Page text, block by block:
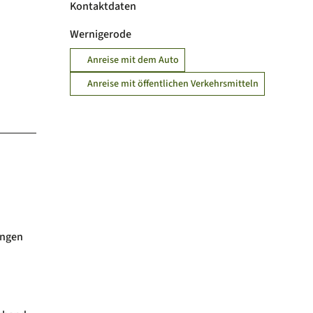
Kontaktdaten
Wernigerode
Anreise mit dem Auto
Anreise mit öffentlichen Verkehrsmitteln